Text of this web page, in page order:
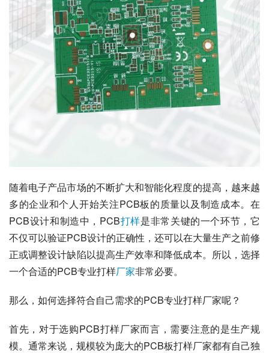
随着电子产品市场的不断扩大和智能化程度的提高，越来越
多的企业和个人开始关注PCB板的质量以及制造成本。在
PCB设计和制造中，PCB打样是非常关键的一个环节，它
不仅可以验证PCB设计的正确性，还可以在大量生产之前修
正或调整设计缺陷以提高生产效率和降低成本。所以，选择
一个合适的PCB专业打样厂家非常必要。
那么，如何选择符合自己需求的PCB专业打样厂家呢？
首先，对于选购PCB打样厂家而言，需要注意的是生产规
模。通常来说，规模较为庞大的PCB板打样厂家都有自己独